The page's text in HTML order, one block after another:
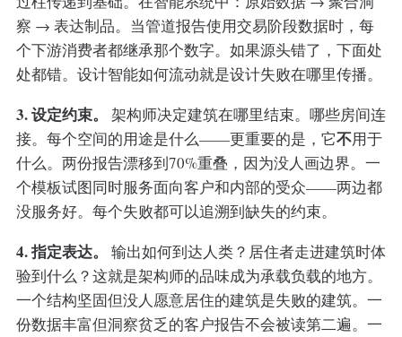
察 → 表达制品。当管道报告使用交易阶段数据时，每
个下游消费者都继承那个数字。如果源头错了，下面处
处都错。设计智能如何流动就是设计失败在哪里传播。
3. 设定约束。
架构师决定建筑在哪里结束。哪些房间连
接。每个空间的用途是什么——更重要的是，它不用于
什么。两份报告漂移到70%重叠，因为没人画边界。一
个模板试图同时服务面向客户和内部的受众——两边都
没服务好。每个失败都可以追溯到缺失的约束。
4. 指定表达。
输出如何到达人类？居住者走进建筑时体
验到什么？这就是架构师的品味成为承载负载的地方。
一个结构坚固但没人愿意居住的建筑是失败的建筑。一
份数据丰富但洞察贫乏的客户报告不会被读第二遍。一